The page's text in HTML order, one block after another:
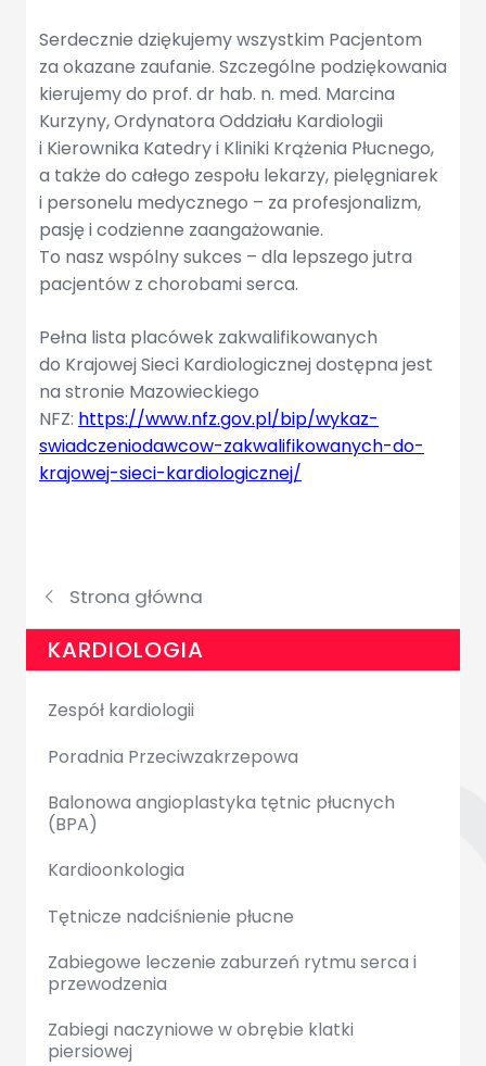
Strona główna
KARDIOLOGIA
Zespół kardiologii
Poradnia Przeciwzakrzepowa
Balonowa angioplastyka tętnic płucnych
(BPA)
Kardioonkologia
Tętnicze nadciśnienie płucne
Zabiegowe leczenie zaburzeń rytmu serca i
przewodzenia
Zabiegi naczyniowe w obrębie klatki
piersiowej
Serdecznie dziękujemy wszystkim Pacjentom
za okazane zaufanie. Szczególne podziękowania
kierujemy do prof. dr hab. n. med. Marcina
Kurzyny, Ordynatora Oddziału Kardiologii
i Kierownika Katedry i Kliniki Krążenia Płucnego,
a także do całego zespołu lekarzy, pielęgniarek
i personelu medycznego – za profesjonalizm,
pasję i codzienne zaangażowanie.
To nasz wspólny sukces – dla lepszego jutra
pacjentów z chorobami serca.
Pełna lista placówek zakwalifikowanych
do Krajowej Sieci Kardiologicznej dostępna jest
na stronie Mazowieckiego
NFZ: https://www.nfz.gov.pl/bip/wykaz-
swiadczeniodawcow-zakwalifikowanych-do-
krajowej-sieci-kardiologicznej/